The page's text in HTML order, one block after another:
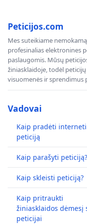
Peticijos.com
Mes suteikiame
profesinalias elektronines
paslaugomis. Mūsų
žiniasklaidoje, todėl
visuomenės ir sprendimus
Vadovai
Kaip pradėti
peticiją
Kaip parašyti peticiją?
Kaip skleisti peticiją?
Kaip pritraukti
žiniasklaidos dėmesį
peticijai